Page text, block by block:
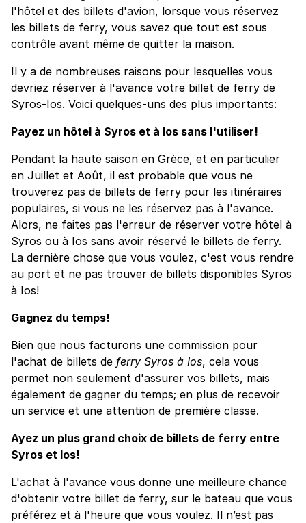
l'hôtel et des billets d'avion, lorsque vous réservez
les billets de ferry, vous savez que tout est sous
contrôle avant même de quitter la maison.
Il y a de nombreuses raisons pour lesquelles vous
devriez réserver à l'avance votre billet de ferry de
Syros-Ios. Voici quelques-uns des plus importants:
Payez un hôtel à Syros et à Ios sans l'utiliser!
Pendant la haute saison en Grèce, et en particulier
en Juillet et Août, il est probable que vous ne
trouverez pas de billets de ferry pour les itinéraires
populaires, si vous ne les réservez pas à l'avance.
Alors, ne faites pas l'erreur de réserver votre hôtel à
Syros ou à Ios sans avoir réservé le billets de ferry.
La dernière chose que vous voulez, c'est vous rendre
au port et ne pas trouver de billets disponibles Syros
à Ios!
Gagnez du temps!
Bien que nous facturons une commission pour
l'achat de billets de ferry Syros à Ios, cela vous
permet non seulement d'assurer vos billets, mais
également de gagner du temps; en plus de recevoir
un service et une attention de première classe.
Ayez un plus grand choix de billets de ferry entre
Syros et Ios!
L'achat à l'avance vous donne une meilleure chance
d'obtenir votre billet de ferry, sur le bateau que vous
préférez et à l'heure que vous voulez. Il n’est pas